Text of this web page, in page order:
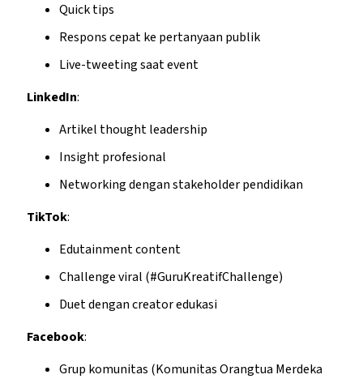
Quick tips
Respons cepat ke pertanyaan publik
Live-tweeting saat event
LinkedIn:
Artikel thought leadership
Insight profesional
Networking dengan stakeholder pendidikan
TikTok:
Edutainment content
Challenge viral (#GuruKreatifChallenge)
Duet dengan creator edukasi
Facebook:
Grup komunitas (Komunitas Orangtua Merdeka